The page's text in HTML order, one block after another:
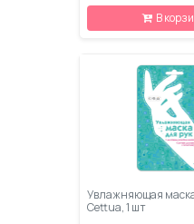
В
Увлажняющая
Cettua, 1 шт